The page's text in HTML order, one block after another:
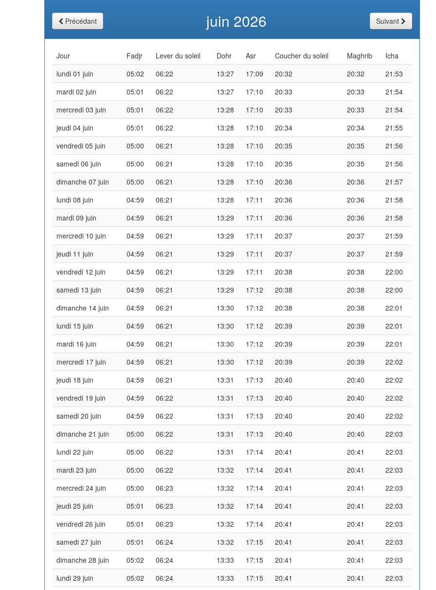
Précédant juin 2026 Suivant
Jour Fadjr Lever du soleil Dohr Asr Coucher du soleil Maghrib
Icha
lundi 01 juin
05:02 06:22 13:27 17:09 20:32 20:32
21:53
mardi 02 juin
05:01 06:22 13:27 17:10 20:33 20:33
21:54
mercredi 03 juin
05:01 06:22 13:28 17:10 20:33 20:33
21:54
jeudi 04 juin
05:01 06:22 13:28 17:10 20:34 20:34
21:55
vendredi 05 juin
05:00 06:21 13:28 17:10 20:35 20:35
21:56
samedi 06 juin
05:00 06:21 13:28 17:10 20:35 20:35
21:56
dimanche 07 juin
05:00 06:21 13:28 17:10 20:36 20:36
21:57
lundi 08 juin
04:59 06:21 13:28 17:11 20:36 20:36
21:58
mardi 09 juin
04:59 06:21 13:29 17:11 20:36 20:36
21:58
mercredi 10 juin
04:59 06:21 13:29 17:11 20:37 20:37
21:59
jeudi 11 juin
04:59 06:21 13:29 17:11 20:37 20:37
21:59
vendredi 12 juin
04:59 06:21 13:29 17:11 20:38 20:38
22:00
samedi 13 juin
04:59 06:21 13:29 17:12 20:38 20:38
22:00
dimanche 14 juin
04:59 06:21 13:30 17:12 20:38 20:38
22:01
lundi 15 juin
04:59 06:21 13:30 17:12 20:39 20:39
22:01
mardi 16 juin
04:59 06:21 13:30 17:12 20:39 20:39
22:01
mercredi 17 juin
04:59 06:21 13:30 17:12 20:39 20:39
22:02
jeudi 18 juin
04:59 06:21 13:31 17:13 20:40 20:40
22:02
vendredi 19 juin
04:59 06:22 13:31 17:13 20:40 20:40
22:02
samedi 20 juin
04:59 06:22 13:31 17:13 20:40 20:40
22:02
dimanche 21 juin
05:00 06:22 13:31 17:13 20:40 20:40
22:03
lundi 22 juin
05:00 06:22 13:31 17:14 20:41 20:41
22:03
mardi 23 juin
05:00 06:22 13:32 17:14 20:41 20:41
22:03
mercredi 24 juin
05:00 06:23 13:32 17:14 20:41 20:41
22:03
jeudi 25 juin
05:01 06:23 13:32 17:14 20:41 20:41
22:03
vendredi 26 juin
05:01 06:23 13:32 17:14 20:41 20:41
22:03
samedi 27 juin
05:01 06:24 13:32 17:15 20:41 20:41
22:03
dimanche 28 juin
05:02 06:24 13:33 17:15 20:41 20:41
22:03
lundi 29 juin
05:02 06:24 13:33 17:15 20:41 20:41
22:03